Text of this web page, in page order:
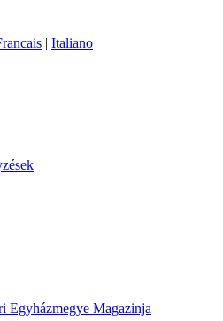
| Italiano
Egyházmegye Magazinja